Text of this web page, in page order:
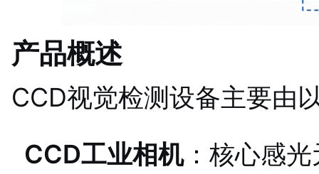
产品概述
CCD视觉检测设备主要由
CCD工业相机：核心感